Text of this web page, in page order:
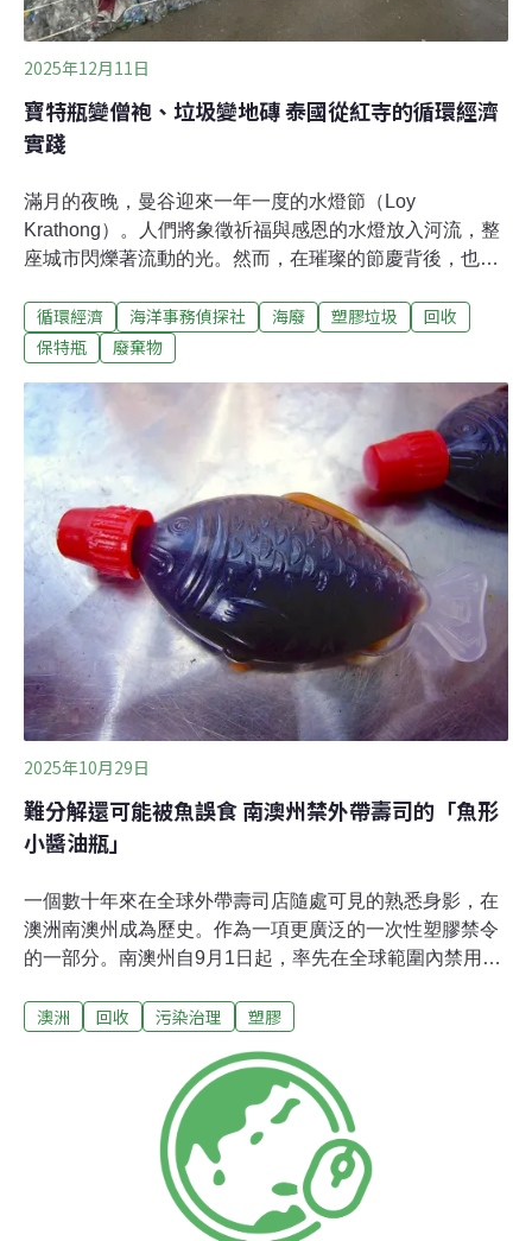
2025年12月11日
寶特瓶變僧袍、垃圾變地磚 泰國從紅寺的循環經濟
實踐
滿月的夜晚，曼谷迎來一年一度的水燈節（Loy
Krathong）。人們將象徵祈福與感恩的水燈放入河流，整
座城市閃爍著流動的光。然而，在璀璨的節慶背後，也隱
垃圾，最終隨水流入昭披耶河。在這節慶期間，海洋委員
會於曼谷舉辦「2025 印太海洋台泰韌性夥伴研習營」，這
與政策之外，我們也走入實際現場——一座將佛法、環境
與社區緊密結合的寺廟：從紅寺（Wat Chak Daeng）。
佛法與回收：半戶外的修行場車子從喧鬧的街道轉進寧靜
小徑，枝葉扶疏鳥鳴清亮，陽光從林葉間隙灑下，僧人們
穿著橙褐色袈裟，在路旁掃落葉。若不說，這裡更像是公
園。這座寺廟跟我們想像的很不一樣。我們走進挑高通風
的半戶外回收作業棚，看見工作人員開著堆高車忙進忙
出，志工揀選分類各式的廢棄物，分類場卻沒有異味，壓
縮機傳出低沉的轟轟聲，持續將塑
循環經濟 海洋事務偵探社 海廢 塑膠垃圾
回收
保特瓶
廢棄物
2025年10月29日
難分解還可能被魚誤食 南澳州禁外帶壽司的「魚形
小醬油瓶」
一個數十年來在全球外帶壽司店隨處可見的熟悉身影，在
澳洲南澳州成為歷史。作為一項更廣泛的一次性塑膠禁令
的一部分。南澳州自9月1日起，率先在全球範圍內禁用魚
日本發明，風靡全球這款小巧可愛的魚型醬油瓶，在日文
業創始人渡邊輝夫於1954年發明。最初，這類醬油容器多
為陶瓷或玻璃材質，但隨著廉價工業塑膠的出現，聚乙烯
魚型容器迅速普及，並最終風靡全球。然而，這項發明也
帶來了新的環境問題。南澳環境部長克洛斯（Susan
Close）指出，每個魚型塑膠容器的使用時間只有短短幾
秒，但由於體積小，它們很容易被隨意丟棄、被風吹走或
澳洲 回收 污染治理 塑膠